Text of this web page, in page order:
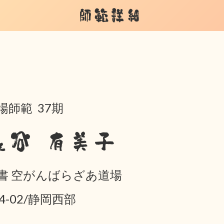
師範詳細
師範 37期
谷 有美子
空がんばらざあ道場
02/静岡西部